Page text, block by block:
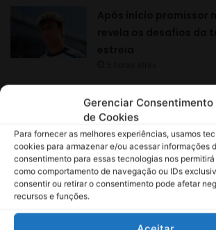
Gerenciar Consentimento
de Cookies
Para fornecer as melhores experiências, usamos
cookies para armazenar e/ou acessar informações
consentimento para essas tecnologias nos
como comportamento de navegação ou IDs
consentir ou retirar o consentimento pode afetar
recursos e funções.